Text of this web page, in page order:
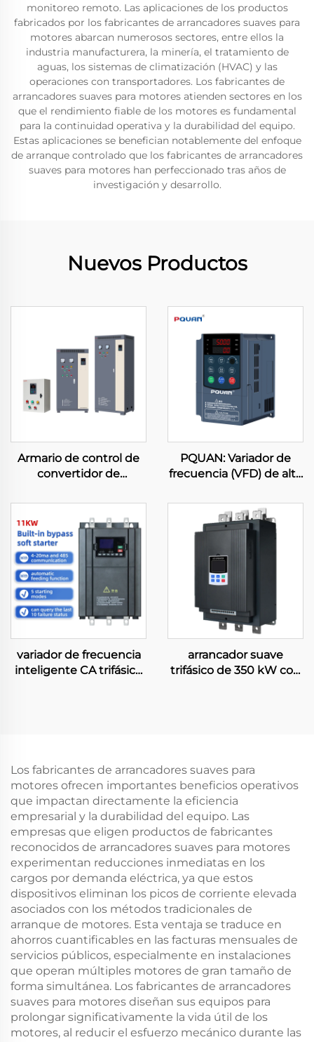
monitoreo remoto. Las aplicaciones de los productos
fabricados por los fabricantes de arrancadores suaves para
motores abarcan numerosos sectores, entre ellos la
industria manufacturera, la minería, el tratamiento de
aguas, los sistemas de climatización (HVAC) y las
operaciones con transportadores. Los fabricantes de
arrancadores suaves para motores atienden sectores en los
que el rendimiento fiable de los motores es fundamental
para la continuidad operativa y la durabilidad del equipo.
Estas aplicaciones se benefician notablemente del enfoque
de arranque controlado que los fabricantes de arrancadores
suaves para motores han perfeccionado tras años de
investigación y desarrollo.
Nuevos Productos
Armario de control de
convertidor de
para compresor, 0,75
kW–630 kW, control
vectorial PWM, variador
de frecuencia de baja
tensión
PQUAN: Variador de
frecuencia (VFD) de alta
con control vectorial
para bombas y
ventiladores
industriales, certificado
variador de frecuencia
inteligente CA trifásico
salida, frecuencia de 50–
60 Hz, comunicación
RS485, grado de
protección IP20
arrancador suave
trifásico de 350 kW con
Hz
Los fabricantes de arrancadores suaves para
motores ofrecen importantes beneficios operativos
que impactan directamente la eficiencia
empresarial y la durabilidad del equipo. Las
empresas que eligen productos de fabricantes
reconocidos de arrancadores suaves para motores
experimentan reducciones inmediatas en los
cargos por demanda eléctrica, ya que estos
dispositivos eliminan los picos de corriente elevada
asociados con los métodos tradicionales de
arranque de motores. Esta ventaja se traduce en
ahorros cuantificables en las facturas mensuales de
servicios públicos, especialmente en instalaciones
que operan múltiples motores de gran tamaño de
forma simultánea. Los fabricantes de arrancadores
suaves para motores diseñan sus equipos para
prolongar significativamente la vida útil de los
motores, al reducir el esfuerzo mecánico durante las